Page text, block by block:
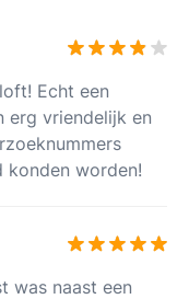
Echt een
erg vriendelijk en
konden worden!
was naast een